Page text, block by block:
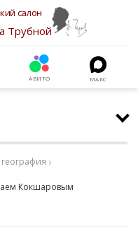
салон
Трубной
АВИТО МАКС
география
Кокшаровым